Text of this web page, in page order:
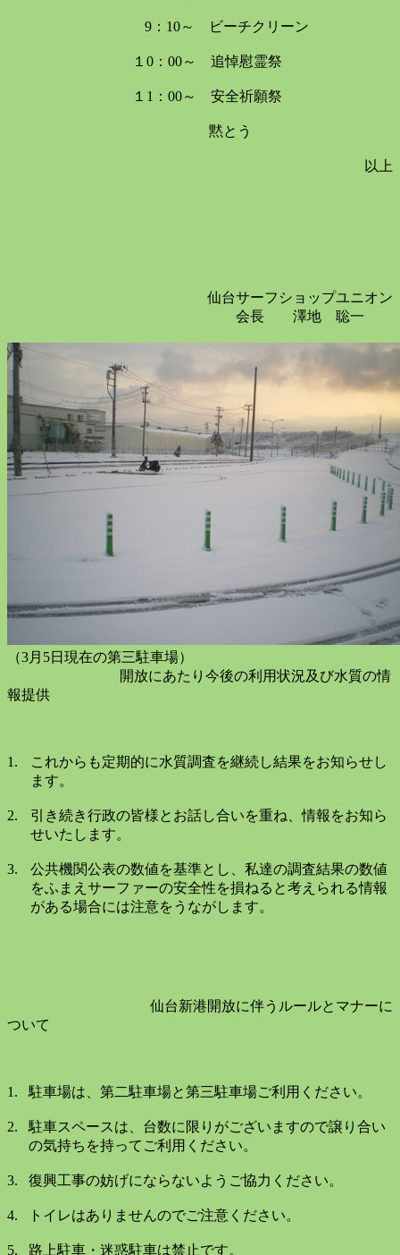
9 ： 10～ ビーチクリーン
１ 0 ： 00～ 追悼慰霊祭
１ 1 ： 00～ 安全祈願祭
黙とう
以上
仙台サーフショップユニオン
会長 澤地 聡一
（3月5日現在の第三駐車場）
開放にあたり今後の利用状況及び水質の情
報提供
1.
これからも定期的に水質調査を継続し結果をお知らせし
ます。
2.
引き続き行政の皆様とお話し合いを重ね、情報をお知ら
せいたします。
3.
公共機関公表の数値を基準とし、私達の調査結果の数値
をふまえサーファーの安全性を損ねると考えられる情報
がある場合には注意をうながします。
仙台新港開放に伴うルールとマナーに
ついて
1. 駐車場は、第二駐車場と第三駐車場ご利用ください。
2.
駐車スペースは、台数に限りがございますので譲り合い
の気持ちを持ってご利用ください。
3. 復興工事の妨げにならないようご協力ください。
4. トイレはありませんのでご注意ください。
5. 路上駐車・迷惑駐車は禁止です。